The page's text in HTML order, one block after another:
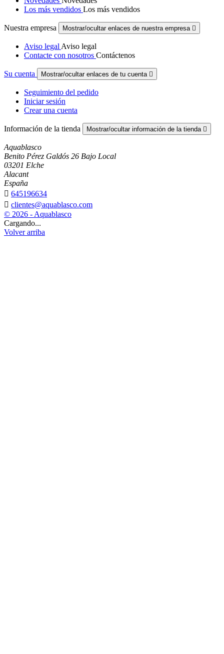
Los más vendidos Los más vendidos
Nuestra empresa Mostrar/ocultar enlaces de nuestra empresa 
Aviso legal Aviso legal
Contacte con nosotros Contáctenos
Su cuenta Mostrar/ocultar enlaces de tu cuenta 
Seguimiento del pedido
Iniciar sesión
Crear una cuenta
Información de la tienda Mostrar/ocultar información de la tienda 
Aquablasco
Benito Pérez Galdós 26 Bajo Local
03201 Elche
Alacant
España
 645196634
 clientes@aquablasco.com
© 2026 - Aquablasco
Cargando...
Volver arriba